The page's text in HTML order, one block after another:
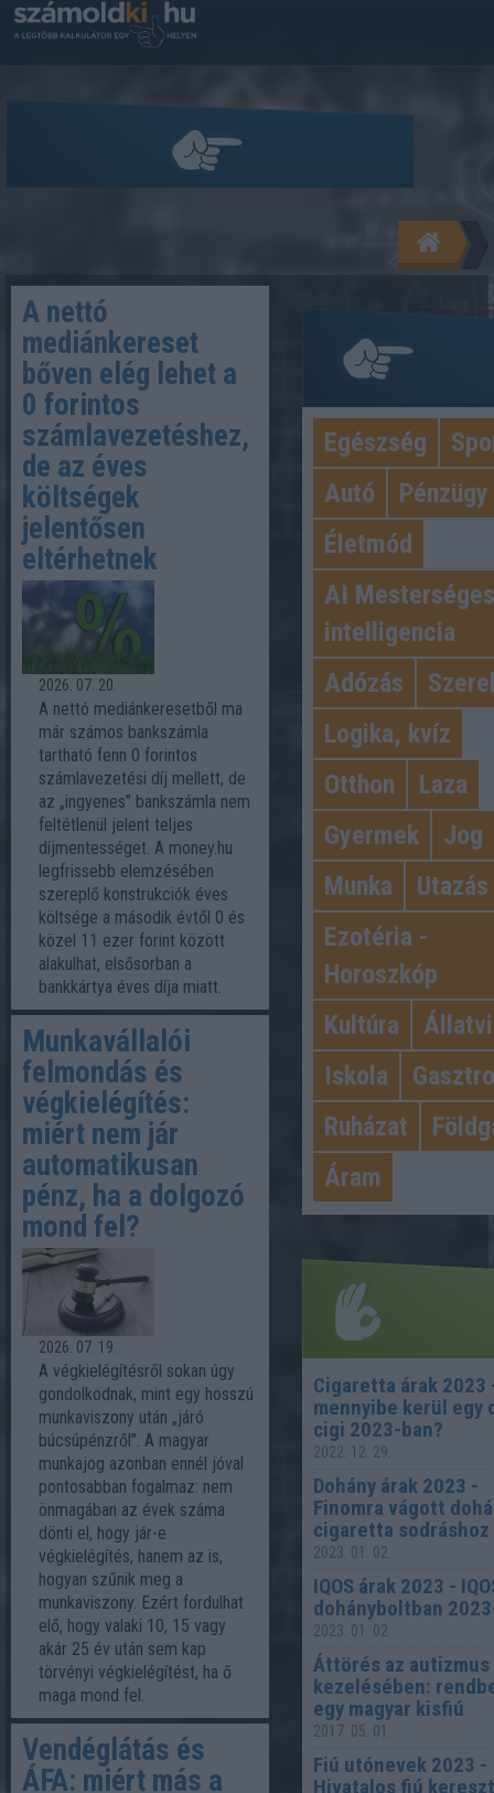
A nettó
mediánkereset
bőven elég lehet a
0 forintos
számlavezetéshez,
de az éves
költségek
jelentősen
eltérhetnek
2026. 07. 20.
A nettó mediánkeresetből ma
már számos bankszámla
tartható fenn 0 forintos
számlavezetési díj mellett, de
az „ingyenes” bankszámla nem
feltétlenül jelent teljes
díjmentességet. A money.hu
legfrissebb elemzésében
szereplő konstrukciók éves
költsége a második évtől 0 és
közel 11 ezer forint között
alakulhat, elsősorban a
bankkártya éves díja miatt.
Munkavállalói
felmondás és
végkielégítés:
miért nem jár
automatikusan
pénz, ha a dolgozó
mond fel?
2026. 07. 19.
A végkielégítésről sokan úgy
gondolkodnak, mint egy hosszú
munkaviszony után „járó
búcsúpénzről”. A magyar
munkajog azonban ennél jóval
pontosabban fogalmaz: nem
önmagában az évek száma
dönti el, hogy jár-e
végkielégítés, hanem az is,
hogyan szűnik meg a
munkaviszony. Ezért fordulhat
elő, hogy valaki 10, 15 vagy
akár 25 év után sem kap
törvényi végkielégítést, ha ő
maga mond fel.
Vendéglátás és
ÁFA: miért más a
Egészség
Autó
Pénzügy
Életmód
AI Mesterséges
intelligencia
Adózás
Logika, kvíz
Otthon
Laza
Gyermek
Jog
Munka
Utazás
Ezotéria -
Horoszkóp
Kultúra
Iskola
Gasztro
Ruházat
Áram
Cigaretta árak 2023
mennyibe kerül egy
cigi 2023-ban?
2022. 12. 29.
Dohány árak 2023 -
Finomra vágott
cigaretta sodráshoz
2023. 01. 02.
IQOS árak 2023 -
dohányboltban
2023. 01. 02.
Áttörés az autizmus
kezelésében:
egy magyar kisfiú
2017. 05. 01.
Fiú utónevek 2023 -
Hivatalos fiú